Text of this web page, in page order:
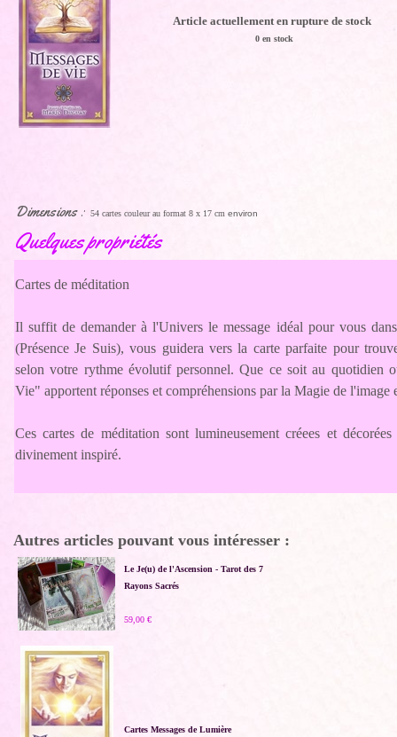
Article actuellement en rupture de stock
0 en stock
Dimensions : 54 cartes couleur au format 8 x 17 cm environ
Quelques propriétés
Cartes de méditation
Il suffit de demander à l'Univers le message idéal pour vous
(Présence Je Suis), vous guidera vers la carte parfaite pour
selon votre rythme évolutif personnel. Que ce soit au quotidien
Vie" apportent réponses et compréhensions par la Magie de l'image
Ces cartes de méditation sont lumineusement créees et
divinement inspiré.
Autres articles pouvant vous intéresser :
Le Je(u) de l'Ascension - Tarot des 7
Rayons Sacrés
59,00 €
Cartes Messages de Lumière